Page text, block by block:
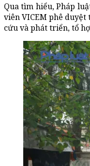
Qua tìm hiểu, Pháp
viên VICEM phê
cứu và phát triển, tổ